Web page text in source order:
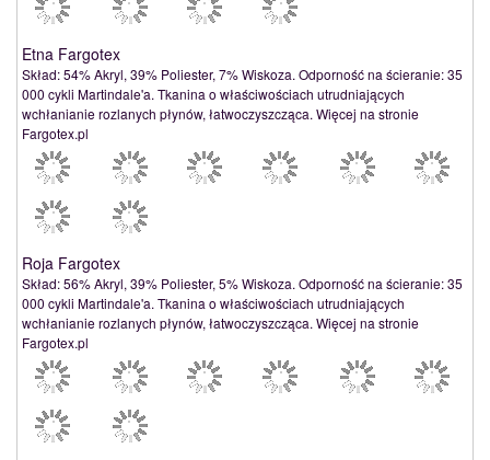
Etna Fargotex
Skład: 54% Akryl, 39% Poliester, 7% Wiskoza. Odporność na ścieranie: 35
000 cykli Martindale'a. Tkanina o właściwościach utrudniających
wchłanianie rozlanych płynów, łatwoczyszcząca. Więcej na stronie
Fargotex.pl
Roja Fargotex
Skład: 56% Akryl, 39% Poliester, 5% Wiskoza. Odporność na ścieranie: 35
000 cykli Martindale'a. Tkanina o właściwościach utrudniających
wchłanianie rozlanych płynów, łatwoczyszcząca. Więcej na stronie
Fargotex.pl